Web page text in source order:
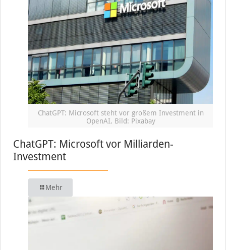
ChatGPT: Microsoft steht vor großem Investment in
OpenAI, Bild: Pixabay
ChatGPT: Microsoft vor Milliarden-
Investment
Mehr